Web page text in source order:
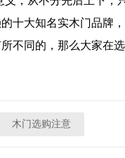
大知名实木门品牌
不同的，那么大家在
木门选购注意